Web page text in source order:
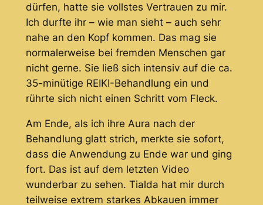
dürfen, hatte sie vollstes Vertrauen zu mir.
Ich durfte ihr – wie man sieht – auch sehr
nahe an den Kopf kommen. Das mag sie
normalerweise bei fremden Menschen gar
nicht gerne. Sie ließ sich intensiv auf die ca.
35-minütige REIKI-Behandlung ein und
rührte sich nicht einen Schritt vom Fleck.
Am Ende, als ich ihre Aura nach der
Behandlung glatt strich, merkte sie sofort,
dass die Anwendung zu Ende war und ging
fort. Das ist auf dem letzten Video
wunderbar zu sehen. Tialda hat mir durch
teilweise extrem starkes Abkauen immer